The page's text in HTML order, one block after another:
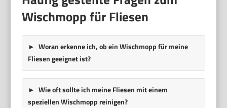
Wischmopp für Fliesen
Woran erkenne ich, ob ein Wischmopp für meine
Fliesen geeignet ist?
Wie oft sollte ich meine Fliesen mit einem
speziellen Wischmopp reinigen?